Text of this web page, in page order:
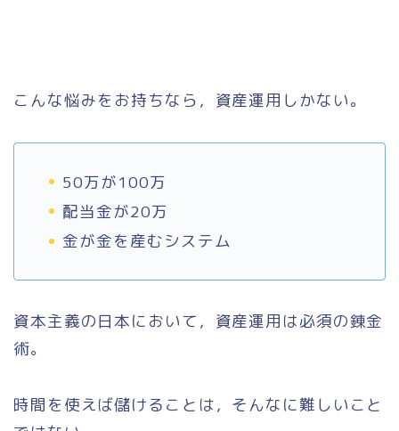
こんな悩みをお持ちなら，資産運用しかない。
50万が100万
配当金が20万
金が金を産むシステム
資本主義の日本において，資産運用は必須の錬金
術。
時間を使えば儲けることは，そんなに難しいこと